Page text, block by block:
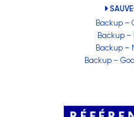
Backup –
Backup –
Backup –
Backup –